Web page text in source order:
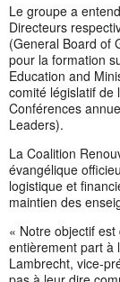
Le groupe a
Directeurs
(General Board of
pour la formation
Education and
comité législatif de
Conférences
Leaders).
La Coalition
évangélique
logistique et
maintien des
« Notre objectif
entièrement part à
Lambrecht, vice-